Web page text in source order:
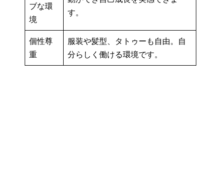
ブな環
境
す。
個性尊
重
服装や髪型、タトゥーも自由。自
分らしく働ける環境です。